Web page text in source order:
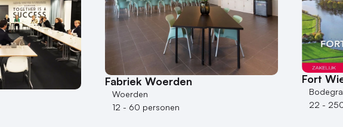
Fabriek Woerden
Woerden
12 - 60 personen
Fort
22 -